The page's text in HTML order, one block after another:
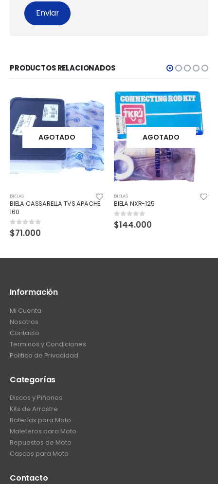
PRODUCTOS RELACIONADOS
APACHE
AGOTADO
BIELA NXR-125
AGOTADO
BIELA COMPLETA
0out of 5
$
Información
Mi Cuenta
Nosotros
Contacto
Terminos y Condiciones
Politica de Privacidad
Categorías
Discos y Piñones
Kits de Arrastre
Baterías para Moto
Maleteros para Moto
Repuestos de Moto
Cascos para Moto
Contacto